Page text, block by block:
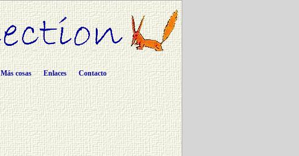
Más cosas Enlaces Contacto